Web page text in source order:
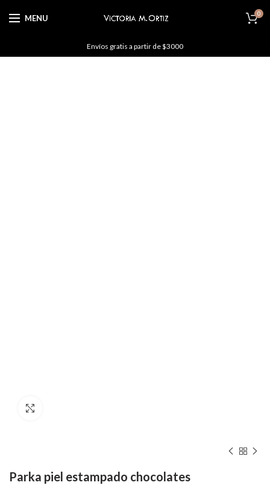
MENU 0
Envíos gratis a partir de $3000
Parka piel estampado chocolates